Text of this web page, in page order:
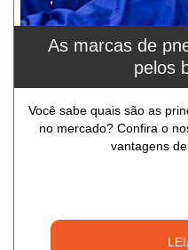
As marcas de
pelos
Você sabe quais são as
no mercado? Confira o
vantagens